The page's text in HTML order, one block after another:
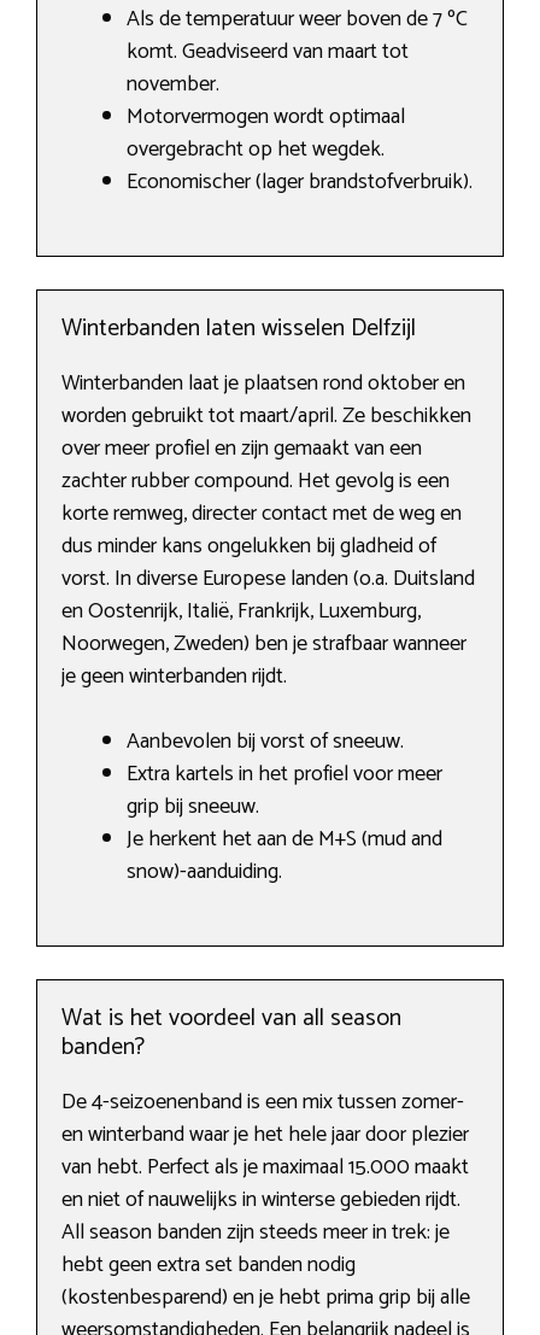
Als de temperatuur weer boven de 7 ºC
komt. Geadviseerd van maart tot
november.
Motorvermogen wordt optimaal
overgebracht op het wegdek.
Economischer (lager brandstofverbruik).
Winterbanden laten wisselen Delfzijl
Winterbanden laat je plaatsen rond oktober en
worden gebruikt tot maart/april. Ze beschikken
over meer profiel en zijn gemaakt van een
zachter rubber compound. Het gevolg is een
korte remweg, directer contact met de weg en
dus minder kans ongelukken bij gladheid of
vorst. In diverse Europese landen (o.a. Duitsland
en Oostenrijk, Italië, Frankrijk, Luxemburg,
Noorwegen, Zweden) ben je strafbaar wanneer
je geen winterbanden rijdt.
Aanbevolen bij vorst of sneeuw.
Extra kartels in het profiel voor meer
grip bij sneeuw.
Je herkent het aan de M+S (mud and
snow)-aanduiding.
Wat is het voordeel van all season
banden?
De 4-seizoenenband is een mix tussen zomer-
en winterband waar je het hele jaar door plezier
van hebt. Perfect als je maximaal 15.000 maakt
en niet of nauwelijks in winterse gebieden rijdt.
All season banden zijn steeds meer in trek: je
hebt geen extra set banden nodig
(kostenbesparend) en je hebt prima grip bij alle